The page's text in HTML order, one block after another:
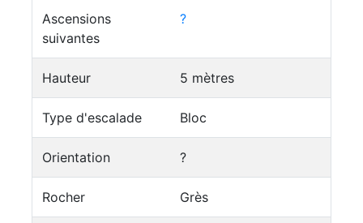
Ascensions
suivantes
?
Hauteur 5 mètres
Type d'escalade Bloc
Orientation ?
Rocher Grès